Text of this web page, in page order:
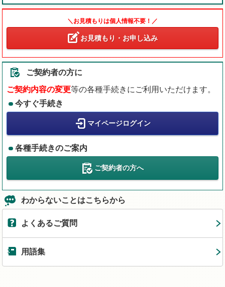
＼お見積もりは個人情報不要！／
お見積もり・お申し込み
ご契約者の方に
ご契約内容の変更等の各種手続きにご利用いただけます。
今すぐ手続き
マイページログイン
各種手続きのご案内
ご契約者の方へ
わからないことはこちらから
よくあるご質問
用語集